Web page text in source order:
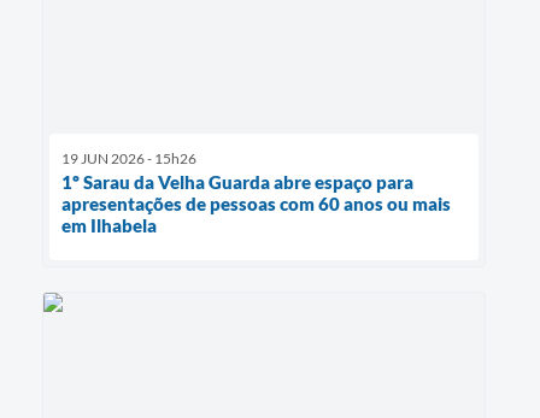
19 JUN 2026 - 15h26
1º Sarau da Velha Guarda abre espaço para
apresentações de pessoas com 60 anos ou mais
em Ilhabela